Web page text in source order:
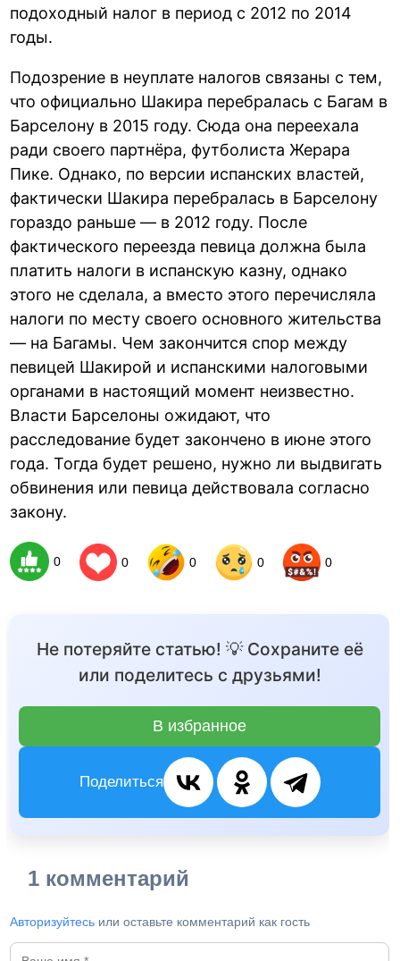
подоходный налог в период с 2012 по 2014
годы.
Подозрение в неуплате налогов связаны с тем,
что официально Шакира перебралась с Багам в
Барселону в 2015 году. Сюда она переехала
ради своего партнёра, футболиста Жерара
Пике. Однако, по версии испанских властей,
фактически Шакира перебралась в Барселону
гораздо раньше — в 2012 году. После
фактического переезда певица должна была
платить налоги в испанскую казну, однако
этого не сделала, а вместо этого перечисляла
налоги по месту своего основного жительства
— на Багамы. Чем закончится спор между
певицей Шакирой и испанскими налоговыми
органами в настоящий момент неизвестно.
Власти Барселоны ожидают, что
расследование будет закончено в июне этого
года. Тогда будет решено, нужно ли выдвигать
обвинения или певица действовала согласно
закону.
0 0 0 0 0
Не потеряйте статью! 💡 Сохраните её
или поделитесь с друзьями!
В избранное
Поделиться
1 комментарий
Авторизуйтесь или оставьте комментарий как гость